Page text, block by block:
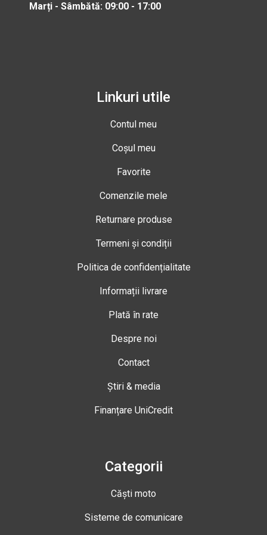
Marți - Sâmbătă: 09:00 - 17:00
Linkuri utile
Contul meu
Coșul meu
Favorite
Comenzile mele
Returnare produse
Termeni și condiții
Politica de confidențialitate
Informații livrare
Plată în rate
Despre noi
Contact
Știri & media
Finanțare UniCredit
Categorii
Căști moto
Sisteme de comunicare